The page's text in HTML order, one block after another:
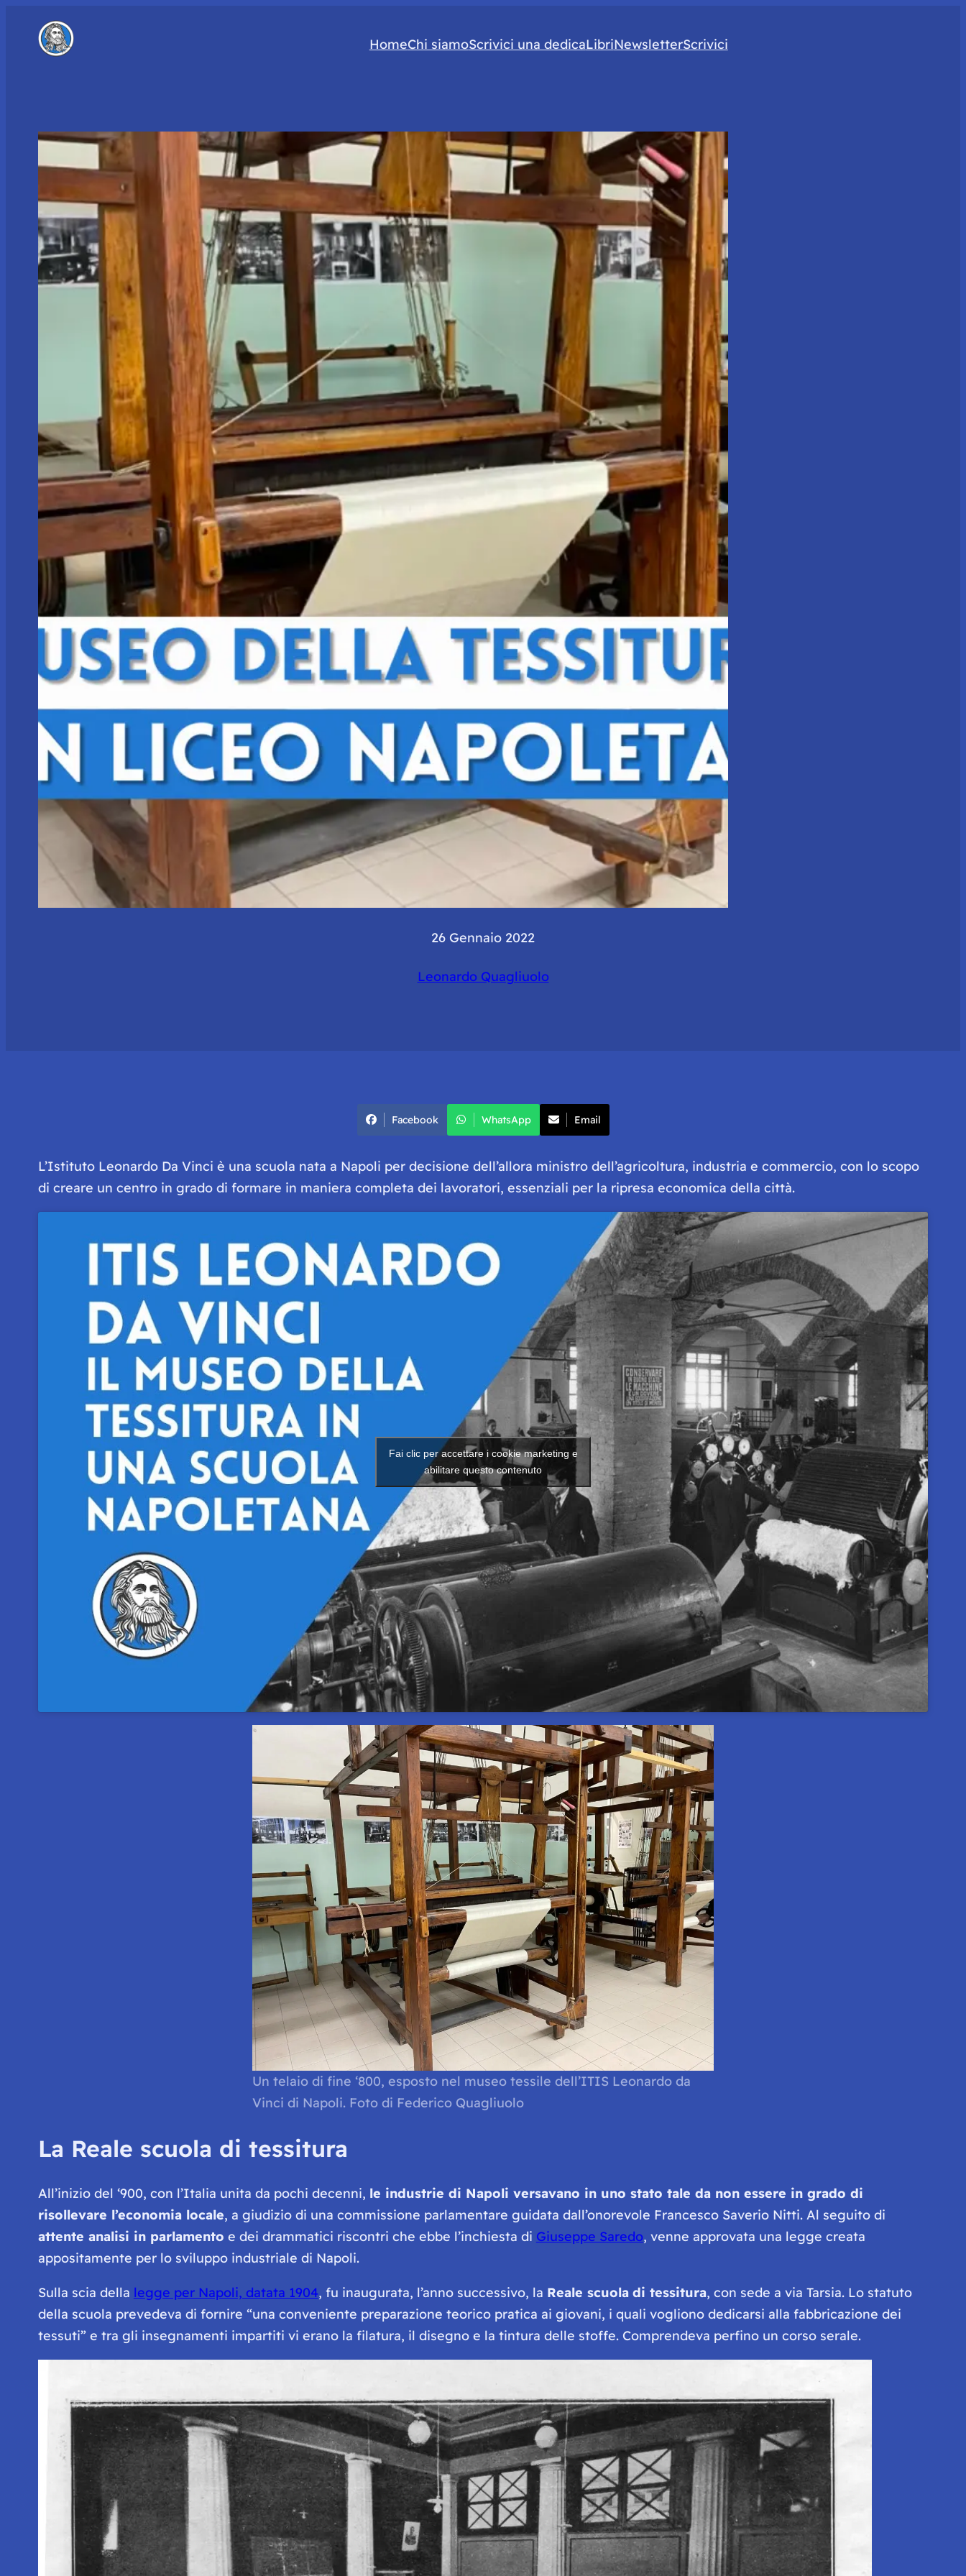
HomeChi siamoScrivici una dedicaLibriNewsletterScrivici
26 Gennaio 2022
Leonardo Quagliuolo
Facebook WhatsApp Email
L’Istituto Leonardo Da Vinci è una scuola nata a Napoli per decisione dell’allora ministro dell’agricoltura, industria e commercio, con lo scopo
di creare un centro in grado di formare in maniera completa dei lavoratori, essenziali per la ripresa economica della città.
Fai clic per accettare i cookie marketing e
abilitare questo contenuto
Un telaio di fine ‘800, esposto nel museo tessile dell’ITIS Leonardo da
Vinci di Napoli. Foto di Federico Quagliuolo
La Reale scuola di tessitura
All’inizio del ‘900, con l’Italia unita da pochi decenni, le industrie di Napoli versavano in uno stato tale da non essere in grado di
risollevare l’economia locale, a giudizio di una commissione parlamentare guidata dall’onorevole Francesco Saverio Nitti. Al seguito di
attente analisi in parlamento e dei drammatici riscontri che ebbe l’inchiesta di Giuseppe Saredo, venne approvata una legge creata
appositamente per lo sviluppo industriale di Napoli.
Sulla scia della legge per Napoli, datata 1904, fu inaugurata, l’anno successivo, la Reale scuola di tessitura, con sede a via Tarsia. Lo statuto
della scuola prevedeva di fornire “una conveniente preparazione teorico pratica ai giovani, i quali vogliono dedicarsi alla fabbricazione dei
tessuti” e tra gli insegnamenti impartiti vi erano la filatura, il disegno e la tintura delle stoffe. Comprendeva perfino un corso serale.